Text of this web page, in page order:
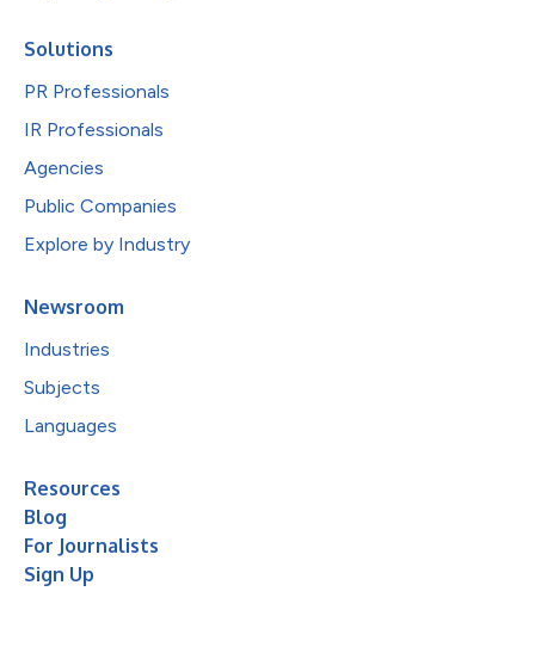
Solutions
PR Professionals
IR Professionals
Agencies
Public Companies
Explore by Industry
Newsroom
Industries
Subjects
Languages
Resources
Blog
For Journalists
Sign Up